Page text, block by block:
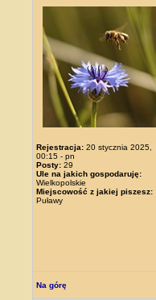
Rejestracja: 20 stycznia 2025,
00:15 - pn
Posty: 29
Ule na jakich gospodaruję:
Wielkopolskie
Miejscowość z jakiej piszesz:
Puławy
Na górę